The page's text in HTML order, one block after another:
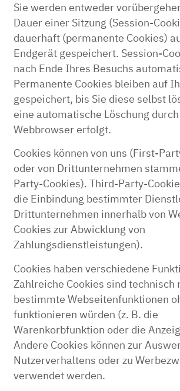
Sie werden entweder
Dauer einer Sitzung (Session-
dauerhaft (permanente Cookies)
Endgerät gespeichert. Session-
nach Ende Ihres Besuchs
Permanente Cookies bleiben auf
gespeichert, bis Sie diese selbst
eine automatische Löschung
Webbrowser erfolgt.
Cookies können von uns (First-
oder von Drittunternehmen
Party-Cookies). Third-Party-
die Einbindung bestimmter
Drittunternehmen innerhalb von
Cookies zur Abwicklung von
Zahlungsdienstleistungen).
Cookies haben verschiedene
Zahlreiche Cookies sind technisch
bestimmte Webseitenfunktionen
funktionieren würden (z. B. die
Warenkorbfunktion oder die
Andere Cookies können zur
Nutzerverhaltens oder zu
verwendet werden.